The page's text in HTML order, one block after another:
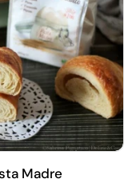
Madre